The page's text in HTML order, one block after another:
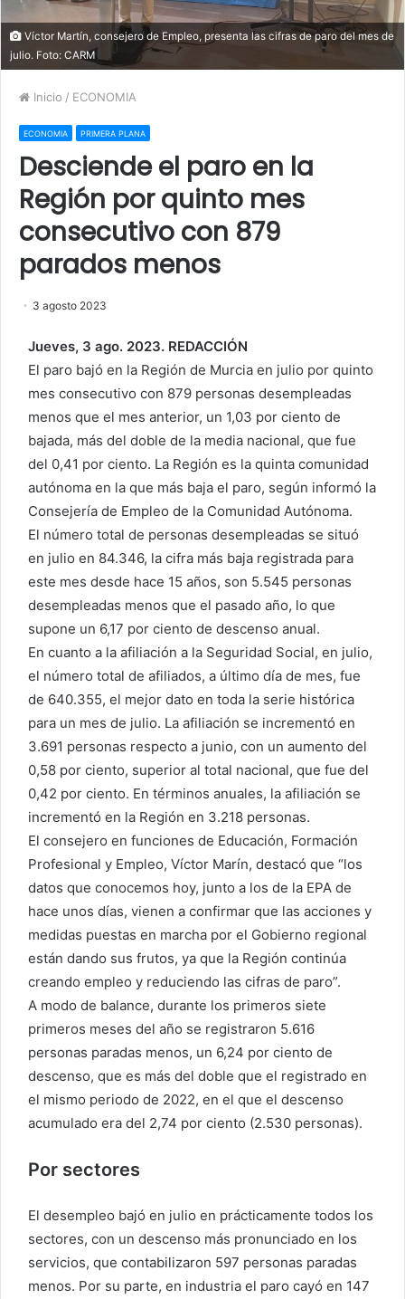
Víctor Martín, consejero de Empleo, presenta las cifras de paro del mes de
julio. Foto: CARM
Inicio / ECONOMIA
ECONOMIA PRIMERA PLANA
Desciende el paro en la
Región por quinto mes
consecutivo con 879
parados menos
3 agosto 2023
Jueves, 3 ago. 2023. REDACCIÓN
El paro bajó en la Región de Murcia en julio por quinto
mes consecutivo con 879 personas desempleadas
menos que el mes anterior, un 1,03 por ciento de
bajada, más del doble de la media nacional, que fue
del 0,41 por ciento. La Región es la quinta comunidad
autónoma en la que más baja el paro, según informó la
Consejería de Empleo de la Comunidad Autónoma.
El número total de personas desempleadas se situó
en julio en 84.346, la cifra más baja registrada para
este mes desde hace 15 años, son 5.545 personas
desempleadas menos que el pasado año, lo que
supone un 6,17 por ciento de descenso anual.
En cuanto a la afiliación a la Seguridad Social, en julio,
el número total de afiliados, a último día de mes, fue
de 640.355, el mejor dato en toda la serie histórica
para un mes de julio. La afiliación se incrementó en
3.691 personas respecto a junio, con un aumento del
0,58 por ciento, superior al total nacional, que fue del
0,42 por ciento. En términos anuales, la afiliación se
incrementó en la Región en 3.218 personas.
El consejero en funciones de Educación, Formación
Profesional y Empleo, Víctor Marín, destacó que “los
datos que conocemos hoy, junto a los de la EPA de
hace unos días, vienen a confirmar que las acciones y
medidas puestas en marcha por el Gobierno regional
están dando sus frutos, ya que la Región continúa
creando empleo y reduciendo las cifras de paro”.
A modo de balance, durante los primeros siete
primeros meses del año se registraron 5.616
personas paradas menos, un 6,24 por ciento de
descenso, que es más del doble que el registrado en
el mismo periodo de 2022, en el que el descenso
acumulado era del 2,74 por ciento (2.530 personas).
Por sectores
El desempleo bajó en julio en prácticamente todos los
sectores, con un descenso más pronunciado en los
servicios, que contabilizaron 597 personas paradas
menos. Por su parte, en industria el paro cayó en 147